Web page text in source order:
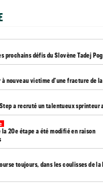
prochains défis du Slovène Tadej
nouveau victime d'une fracture de
a recruté un talentueux sprinteur
la 20e étape a été modifié en raison
toujours, dans les coulisses de la